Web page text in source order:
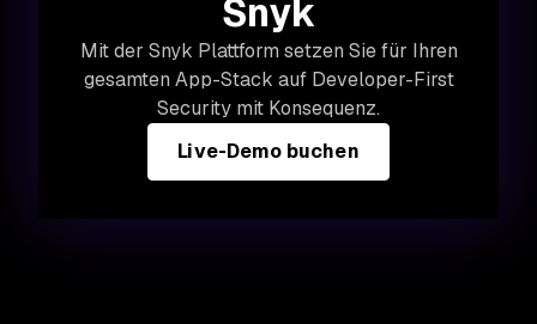
Snyk
Mit der Snyk Plattform setzen Sie für Ihren
gesamten App-Stack auf Developer-First
Security mit Konsequenz.
Live-Demo buchen